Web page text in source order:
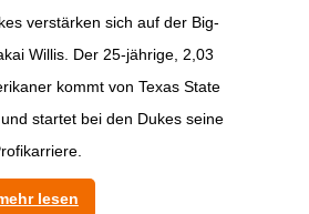
verstärken sich auf der Big-
Willis. Der 25-jährige, 2,03
kommt von Texas State
startet bei den Dukes seine
lesen